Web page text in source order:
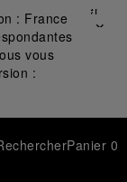
: France
vous
:
Fermer
✕
Panier 0